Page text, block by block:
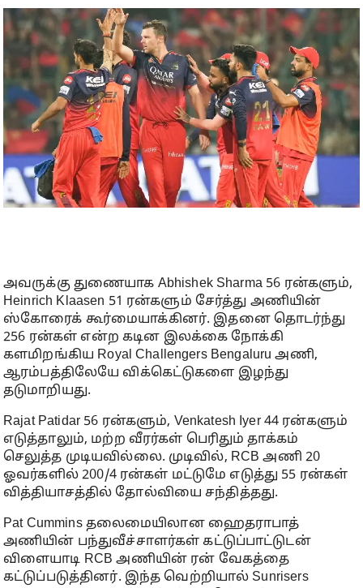
அவருக்கு துணையாக Abhishek Sharma 56 ரன்களும்,
Heinrich Klaasen 51 ரன்களும் சேர்த்து அணியின்
ஸ்கோரைக் கூர்மையாக்கினர். இதனை தொடர்ந்து
256 ரன்கள் என்ற கடின இலக்கை நோக்கி
களமிறங்கிய Royal Challengers Bengaluru அணி,
ஆரம்பத்திலேயே விக்கெட்டுகளை இழந்து
தடுமாறியது.
Rajat Patidar 56 ரன்களும், Venkatesh Iyer 44 ரன்களும்
எடுத்தாலும், மற்ற வீரர்கள் பெரிதும் தாக்கம்
செலுத்த முடியவில்லை. முடிவில், RCB அணி 20
ஓவர்களில் 200/4 ரன்கள் மட்டுமே எடுத்து 55 ரன்கள்
வித்தியாசத்தில் தோல்வியை சந்தித்தது.
Pat Cummins தலைமையிலான ஹைதராபாத்
அணியின் பந்துவீச்சாளர்கள் கட்டுப்பாட்டுடன்
விளையாடி RCB அணியின் ரன் வேகத்தை
கட்டுப்படுத்தினர். இந்த வெற்றியால் Sunrisers